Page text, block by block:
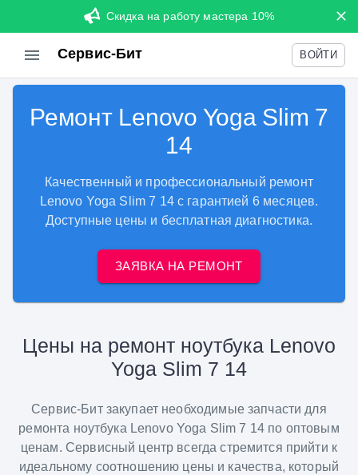
Скидка на работу мастера 10%
Сервис-Бит ВОЙТИ
Ремонт Lenovo Yoga Slim 7
14
Качественный и профессиональный ремонт
Lenovo Yoga Slim 7 14 с гарантией 6 месяцев.
Доступные цены и бесплатная диагностика.
ЗАЯВКА НА РЕМОНТ
Цены на ремонт ноутбука Lenovo
Yoga Slim 7 14
Сервис-Бит закупает необходимые запчасти для
ремонта ноутбука Lenovo Yoga Slim 7 14 по оптовым
ценам. Сервисный центр всегда стремится прийти к
идеальному соотношению цены и качества, который